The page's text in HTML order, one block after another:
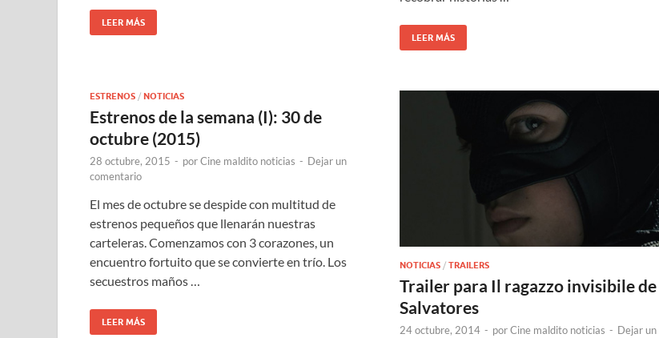
LEER MÁS
LEER MÁS
ESTRENOS / NOTICIAS
Estrenos de la semana (I): 30 de
octubre (2015)
28 octubre, 2015 - porCine maldito noticias - Dejar un
comentario
El mes de octubre se despide con multitud de
estrenos pequeños que llenarán nuestras
carteleras. Comenzamos con 3 corazones, un
encuentro fortuito que se convierte en trío. Los
secuestros maños …
LEER MÁS
NOTICIAS / TRAILERS
Trailer para Il ragazzo invisibile de
Salvatores
24 octubre, 2014 - porCine maldito noticias - Dejar un